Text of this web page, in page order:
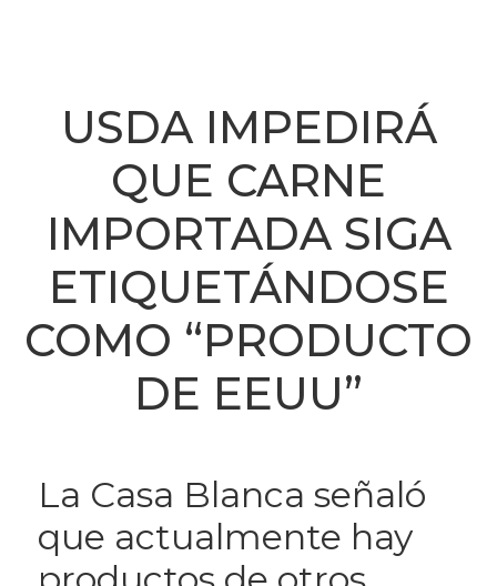
USDA IMPEDIRÁ
QUE CARNE
IMPORTADA SIGA
ETIQUETÁNDOSE
COMO “PRODUCTO
DE EEUU”
La Casa Blanca señaló
que actualmente hay